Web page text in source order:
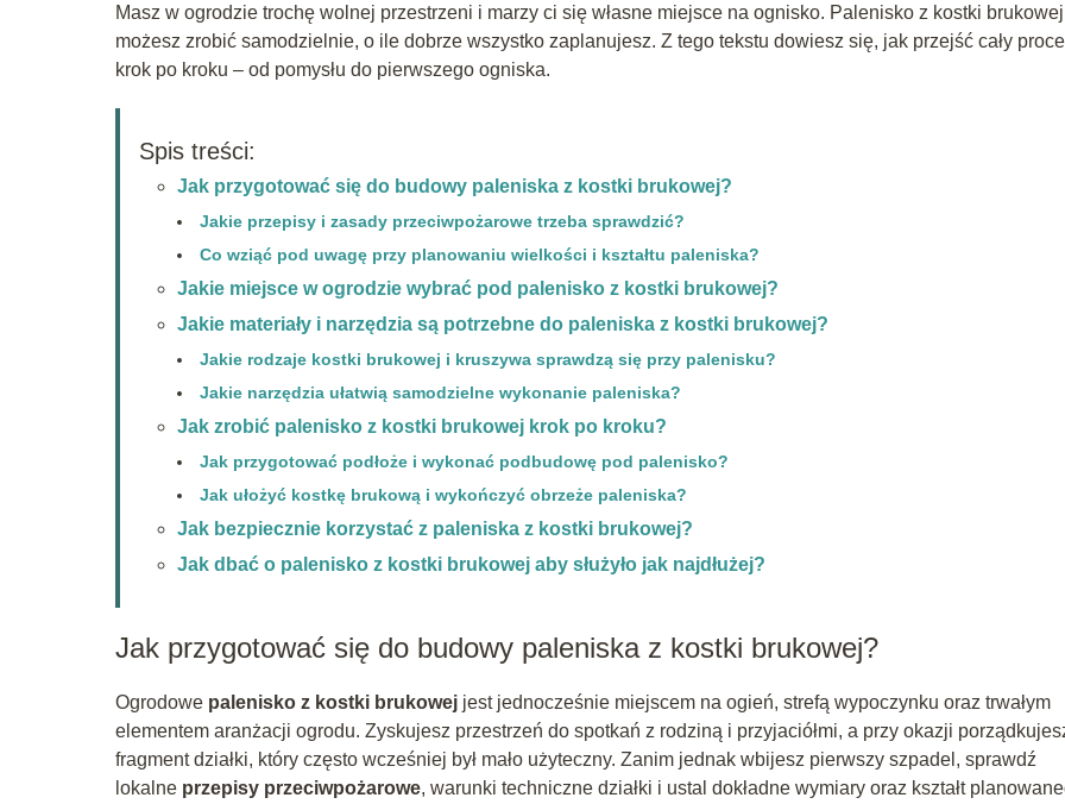
Masz w ogrodzie trochę wolnej przestrzeni i marzy ci się własne miejsce na ognisko. Palenisko z kostki brukowej
możesz zrobić samodzielnie, o ile dobrze wszystko zaplanujesz. Z tego tekstu dowiesz się, jak przejść cały
krok po kroku – od pomysłu do pierwszego ogniska.
Spis treści:
Jak przygotować się do budowy paleniska z kostki brukowej?
Jakie przepisy i zasady przeciwpożarowe trzeba sprawdzić?
Co wziąć pod uwagę przy planowaniu wielkości i kształtu paleniska?
Jakie miejsce w ogrodzie wybrać pod palenisko z kostki brukowej?
Jakie materiały i narzędzia są potrzebne do paleniska z kostki brukowej?
Jakie rodzaje kostki brukowej i kruszywa sprawdzą się przy palenisku?
Jakie narzędzia ułatwią samodzielne wykonanie paleniska?
Jak zrobić palenisko z kostki brukowej krok po kroku?
Jak przygotować podłoże i wykonać podbudowę pod palenisko?
Jak ułożyć kostkę brukową i wykończyć obrzeże paleniska?
Jak bezpiecznie korzystać z paleniska z kostki brukowej?
Jak dbać o palenisko z kostki brukowej aby służyło jak najdłużej?
Jak przygotować się do budowy paleniska z kostki brukowej?
Ogrodowe palenisko z kostki brukowej jest jednocześnie miejscem na ogień, strefą wypoczynku oraz trwałym
elementem aranżacji ogrodu. Zyskujesz przestrzeń do spotkań z rodziną i przyjaciółmi, a przy okazji
fragment działki, który często wcześniej był mało użyteczny. Zanim jednak wbijesz pierwszy szpadel, sprawdź
lokalne przepisy przeciwpożarowe, warunki techniczne działki i ustal dokładne wymiary oraz kształt